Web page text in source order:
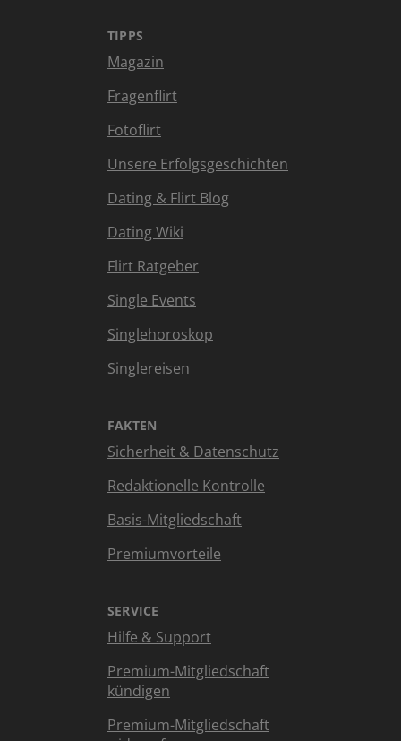
TIPPS
Magazin
Fragenflirt
Fotoflirt
Unsere Erfolgsgeschichten
Dating & Flirt Blog
Dating Wiki
Flirt Ratgeber
Single Events
Singlehoroskop
Singlereisen
FAKTEN
Sicherheit & Datenschutz
Redaktionelle Kontrolle
Basis-Mitgliedschaft
Premiumvorteile
SERVICE
Hilfe & Support
Premium-Mitgliedschaft
kündigen
Premium-Mitgliedschaft